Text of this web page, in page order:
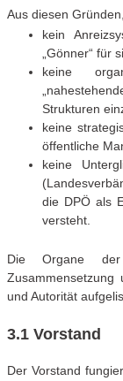
Aus diesen
kein
„Gönner“ für
keine
Strukturen
keine
öffentliche
keine
die DPÖ als
versteht.
Die Organe
und Autorität
3.1 Vorstand
Der Vorstand